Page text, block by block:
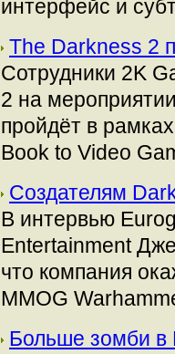
интерфейс и
The Darkness 2
Сотрудники 2K
2 на
пройдёт в
Book to Video
Создателям
В интервью
Entertainment
что компания
MMOG
Больше зомби в